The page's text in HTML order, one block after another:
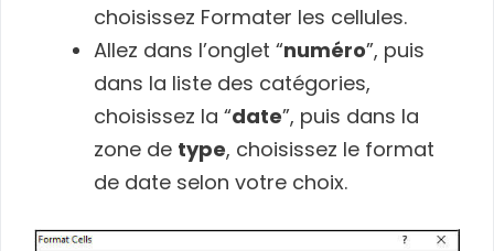
choisissez Formater les cellules.
Allez dans l’onglet “numéro”, puis
dans la liste des catégories,
choisissez la “date”, puis dans la
zone de type, choisissez le format
de date selon votre choix.